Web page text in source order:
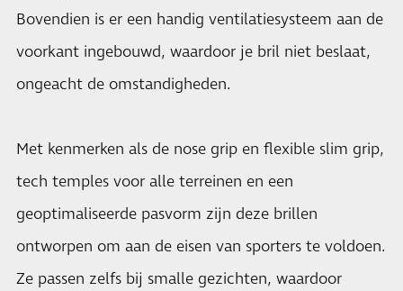
Bovendien is er een handig ventilatiesysteem aan de
voorkant ingebouwd, waardoor je bril niet beslaat,
ongeacht de omstandigheden.
Met kenmerken als de nose grip en flexible slim grip,
tech temples voor alle terreinen en een
geoptimaliseerde pasvorm zijn deze brillen
ontworpen om aan de eisen van sporters te voldoen.
Ze passen zelfs bij smalle gezichten, waardoor